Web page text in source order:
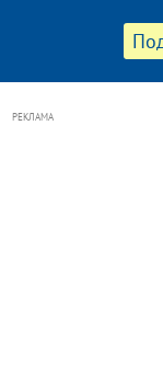
РЕКЛАМА